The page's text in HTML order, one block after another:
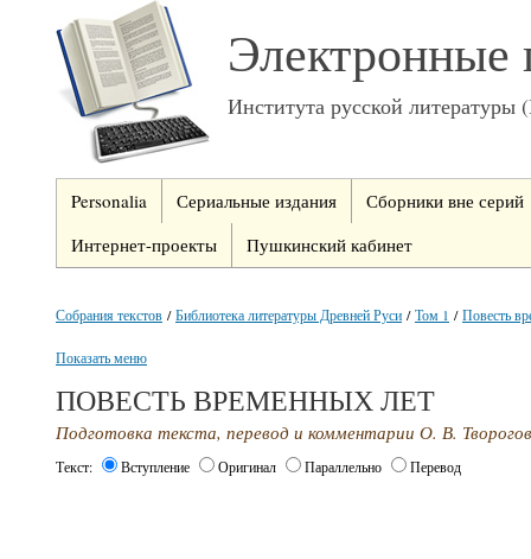
Электронные
Института русской
Personalia Сериальные издания
Сборники вне серий
Интернет-проекты
Пушкинский кабинет
Собрания текстов /Библиотека литературы Древней Руси /Том 1 /Повесть
Показать меню
ПОВЕСТЬ ВРЕМЕННЫХ ЛЕТ
Подготовка текста, перевод и комментарии О. В.
Текст: Вступление Оригинал Параллельно Перевод